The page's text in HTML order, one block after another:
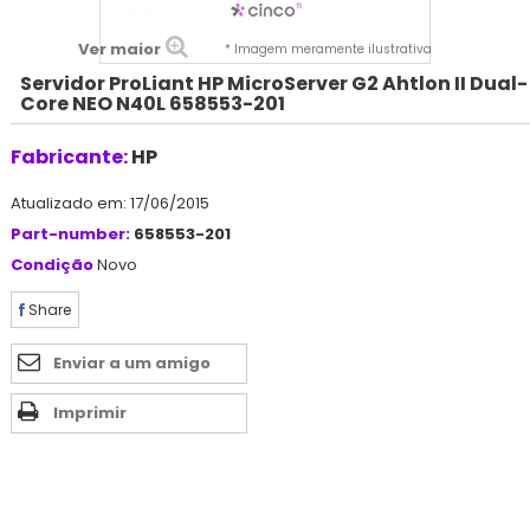
Ver maior * Imagem meramente ilustrativa
Servidor ProLiant HP MicroServer G2 Ahtlon II Dual-
Core NEO N40L 658553-201
Fabricante:HP
Atualizado em: 17/06/2015
Part-number: 658553-201
CondiçãoNovo
Share
Enviar a um amigo
Imprimir